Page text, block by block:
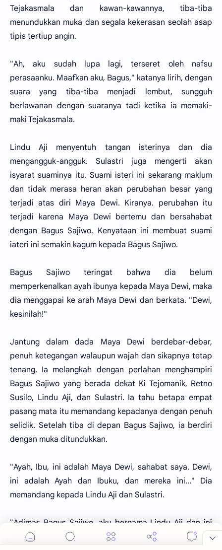
Tejakasmala dan kawan-kawannya, tiba-tiba
menundukkan muka dan segala kekerasan seolah asap
tipis tertiup angin.
"Ah, aku sudah lupa lagi, terseret oleh nafsu
perasaanku. Maafkan aku, Bagus," katanya lirih, dengan
suara yang tiba-tiba menjadi lembut, sungguh
berlawanan dengan suaranya tadi ketika ia memaki-
maki Tejakasmala.
Lindu Aji menyentuh tangan isterinya dan dia
mengangguk-angguk. Sulastri juga mengerti akan
isyarat suaminya itu. Suami isteri ini sekarang maklum
dan tidak merasa heran akan perubahan besar yang
terjadi atas diri Maya Dewi. Kiranya. perubahan itu
terjadi karena Maya Dewi bertemu dan bersahabat
dengan Bagus Sajiwo. Kenyataan ini membuat suami
iateri ini semakin kagum kepada Bagus Sajiwo.
Bagus Sajiwo teringat bahwa dia belum
memperkenalkan ayah ibunya kepada Maya Dewi, maka
dia menggapai ke arah Maya Dewi dan berkata. "Dewi,
kesinilah!"
Jantung dalam dada Maya Dewi berdebar-debar,
penuh ketegangan walaupun wajah dan sikapnya tetap
tenang. Ia melangkah dengan perlahan menghampiri
Bagus Sajiwo yang berada dekat Ki Tejomanik, Retno
Susilo, Lindu Aji, dan Sulastri. Ia tahu betapa empat
pasang mata itu memandang kepadanya dengan penuh
selidik. Setelah tiba di depan Bagus Sajiwo, ia berdiri
dengan muka ditundukkan.
"Ayah, Ibu, ini adalah Maya Dewi, sahabat saya. Dewi,
ini adalah Ayah dan Ibuku, dan mereka ini..." Dia
memandang kepada Lindu Aji dan Sulastri.
"Adimas Bagus Sajiwo, aku bernama Lindu Aji dan ini
isteriku, Sulastri." kata Lindu Aji memperkenalkan diri